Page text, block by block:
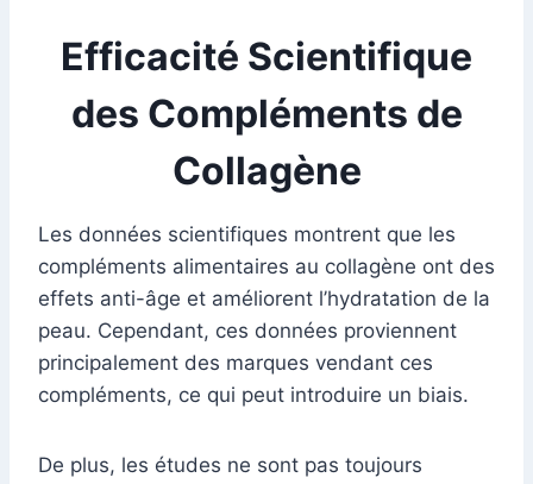
Efficacité Scientifique
des Compléments de
Collagène
Les données scientifiques montrent que les
compléments alimentaires au collagène ont des
effets anti-âge et améliorent l’hydratation de la
peau. Cependant, ces données proviennent
principalement des marques vendant ces
compléments, ce qui peut introduire un biais.
De plus, les études ne sont pas toujours